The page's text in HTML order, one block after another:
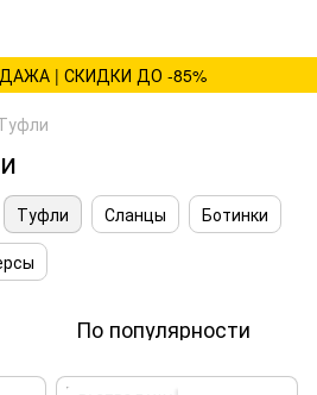
| СКИДКИ ДО -85%
Туфли Сланцы
Ботинки
По популярности